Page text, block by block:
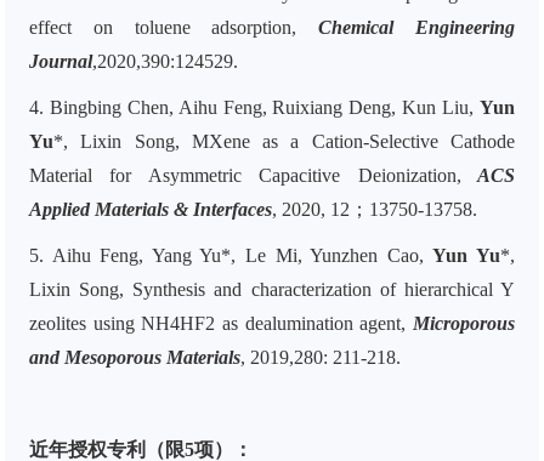
effect on toluene adsorption,Chemical Engineering
Journal,2020,390:124529.
4. Bingbing Chen, Aihu Feng, Ruixiang Deng, Kun Liu,Yun
Yu*, Lixin Song, MXene as a Cation-Selective Cathode
Material for Asymmetric Capacitive Deionization, ACS
Applied Materials & Interfaces, 2020, 12；13750-13758.
5. Aihu Feng, Yang Yu*, Le Mi, Yunzhen Cao,Yun Yu*,
Lixin Song, Synthesis and characterization of hierarchical Y
zeolites using NH4HF2 as dealumination agent, Microporous
and Mesoporous Materials, 2019,280: 211-218.
近年授权专利（限5项）：